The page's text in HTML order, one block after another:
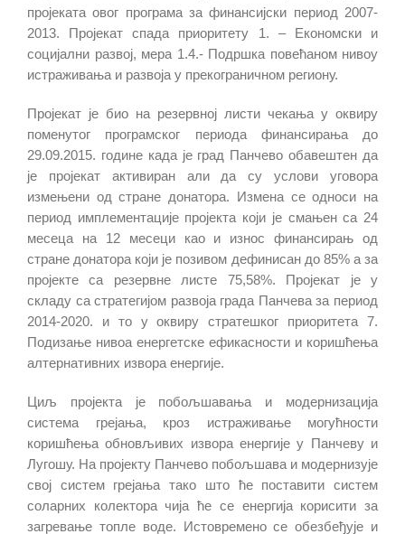
пројеката овог програма за финансијски период 2007-
2013. Пројекат спада приоритету 1. – Економски и
социјални развој, мера 1.4.- Подршка повећаном нивоу
истраживања и развоја у прекограничном региону.
Пројекат је био на резервној листи чекања у оквиру
поменутог програмског периода финансирања до
29.09.2015. године када је град Панчево обавештен да
је пројекат активиран али да су услови уговора
измењени од стране донатора. Измена се односи на
период имплементације пројекта који је смањен са 24
месеца на 12 месеци као и износ финансирањ од
стране донатора који је позивом дефинисан до 85% а за
пројекте са резервне листе 75,58%. Пројекат је у
складу са стратегијом развоја града Панчева за период
2014-2020. и то у оквиру стратешког приоритета 7.
Подизање нивоа енергетске ефикасности и коришћења
алтернативних извора енергије.
Циљ пројекта је побољшавања и модернизација
система грејања, кроз истраживање могућности
коришћења обновљивих извора енергије у Панчеву и
Лугошу. На пројекту Панчево побољшава и модернизује
свој систем грејања тако што ће поставити систем
соларних колектора чија ће се енергија корисити за
загревање топле воде. Истовремено се обезбеђује и